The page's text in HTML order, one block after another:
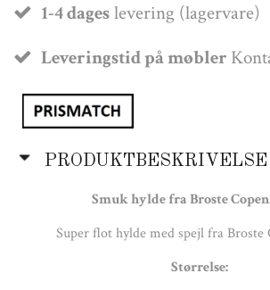
1-4 dageslevering (lagervare)
Leveringstid på møbler
PRODUKTBESKRIVELSE
Smuk hylde fra Broste
Super flot hylde med spejl fra Broste
Størrelse: